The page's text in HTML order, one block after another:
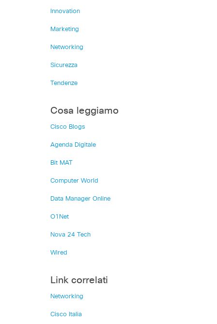
Innovation
Marketing
Networking
Sicurezza
Tendenze
Cosa leggiamo
Cisco Blogs
Agenda Digitale
Bit MAT
Computer World
Data Manager Online
O1Net
Nova 24 Tech
Wired
Link correlati
Networking
Cisco Italia